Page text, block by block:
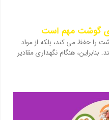
را حفظ می کند، بلکه از مواد
هنگام نگهداری مقادیر